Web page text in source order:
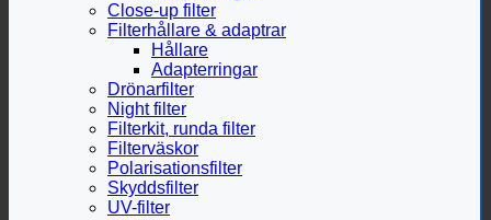
Close-up filter
Filterhållare & adaptrar
Hållare
Adapterringar
Drönarfilter
Night filter
Filterkit, runda filter
Filterväskor
Polarisationsfilter
Skyddsfilter
UV-filter